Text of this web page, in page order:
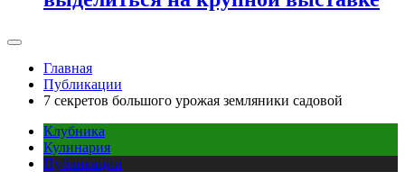
Главная
Публикации
7 секретов большого урожая земляники садовой
Клубника
Кулинария
Публикации